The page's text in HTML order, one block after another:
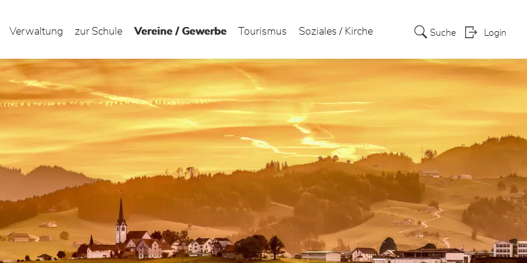
Verwaltung zur Schule Vereine / Gewerbe (ausgewählt)
Tourismus Soziales / Kirche Suche Login